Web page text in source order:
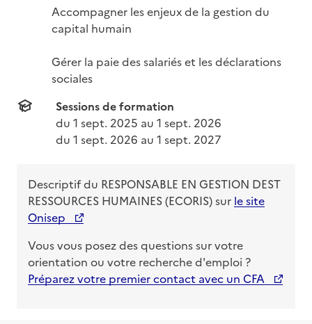
Accompagner les enjeux de la gestion du
capital humain
Gérer la paie des salariés et les déclarations
sociales
Sessions de formation
du 1 sept. 2025 au 1 sept. 2026
du 1 sept. 2026 au 1 sept. 2027
Descriptif du RESPONSABLE EN GESTION DEST
RESSOURCES HUMAINES (ECORIS)sur le site
Onisep
Vous vous posez des questions sur votre
orientation ou votre recherche d'emploi ?
Préparez votre premier contact avec un CFA